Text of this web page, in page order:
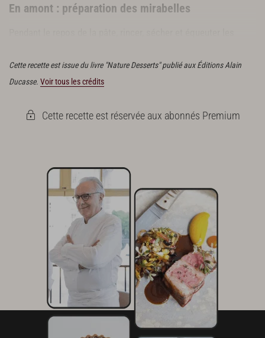
En amont : préparation des mirabelles
Cette recette est issue du livre "Nature Desserts" publié aux Éditions Alain
Ducasse. Voir tous les crédits
Cette recette est réservée aux abonnés Premium